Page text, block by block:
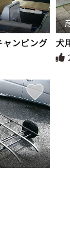
ンピング
犬